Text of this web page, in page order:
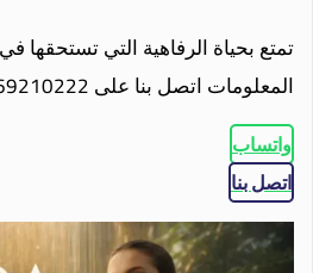
تمتع بحياة الرفاهية التي تستحقها
المعلومات اتصل بنا على 00201069210222.
واتساب
اتصل بنا